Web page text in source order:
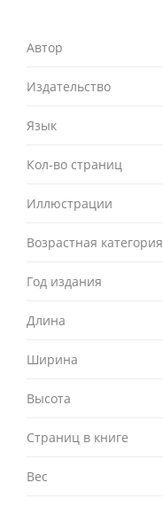
Автор
Издательство
Язык
Кол-во страниц
Иллюстрации
Возрастная категория
Год издания
Длина
Ширина
Высота
Страниц в книге
Вес